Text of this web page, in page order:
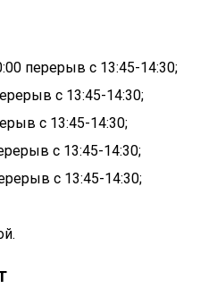
перерыв с 13:45-14:30;
с 13:45-14:30;
с 13:45-14:30;
с 13:45-14:30;
с 13:45-14:30;